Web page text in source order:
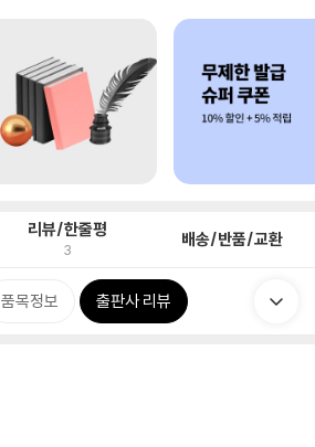
리뷰/한줄평
3 배송/반품/교환
품목정보 출판사 리뷰